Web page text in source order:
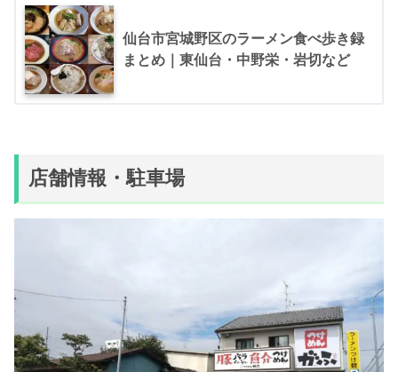
仙台市宮城野区のラーメン食べ歩き録
まとめ｜東仙台・中野栄・岩切など
店舗情報・駐車場